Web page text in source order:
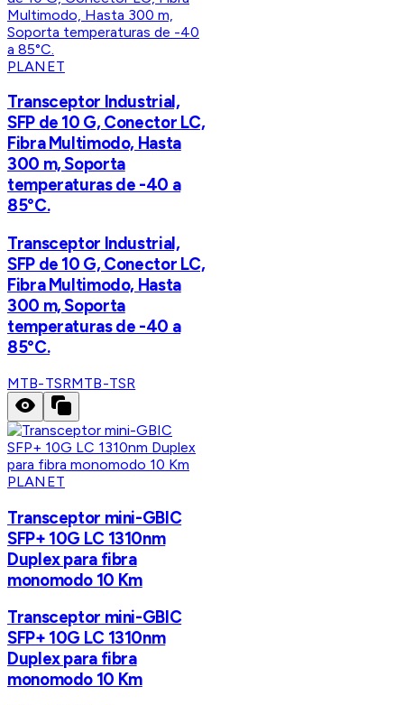
PLANET
Transceptor Industrial,
SFP de 10 G, Conector LC,
Fibra Multimodo, Hasta
300 m, Soporta
temperaturas de -40 a
85°C.
Transceptor Industrial,
SFP de 10 G, Conector LC,
Fibra Multimodo, Hasta
300 m, Soporta
temperaturas de -40 a
85°C.
MTB-TSRMTB-TSR
PLANET
Transceptor mini-GBIC
SFP+ 10G LC 1310nm
Duplex para fibra
monomodo 10 Km
Transceptor mini-GBIC
SFP+ 10G LC 1310nm
Duplex para fibra
monomodo 10 Km